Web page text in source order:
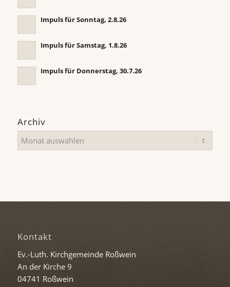
Impuls für Sonntag, 2.8.26
Impuls für Samstag, 1.8.26
Impuls für Donnerstag, 30.7.26
Archiv
Kontakt
Ev.-Luth. Kirchgemeinde Roßwein
An der Kirche 9
04741 Roßwein